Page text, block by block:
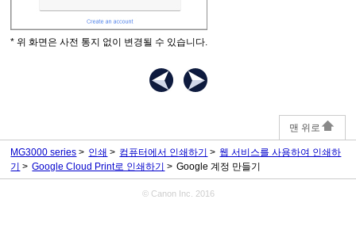
* 위 화면은 사전 통지 없이 변경될 수 있습니다.
맨 위로
MG3000 series 인쇄 컴퓨터에서 인쇄하기
웹 서비스를 사용하여 인쇄하
기
Google Cloud Print로 인쇄하기 Google 계정 만들기
© Canon Inc. 2016